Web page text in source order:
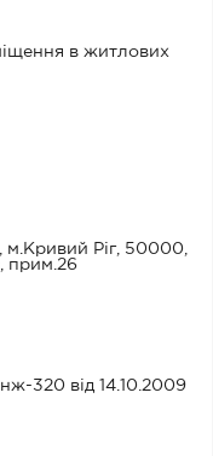
в житлових
м.Кривий Ріг, 50000,
прим.26
320 від 14.10.2009